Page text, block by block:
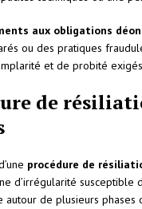
aux obligations
ou des pratiques
et de probité
de
procédure de
d’irrégularité susceptible
autour de plusieurs